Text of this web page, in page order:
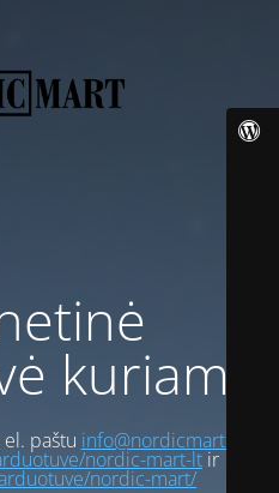
kuriama
paštu info@nordicmart.com
nordic-mart-ltir
nordic-mart/